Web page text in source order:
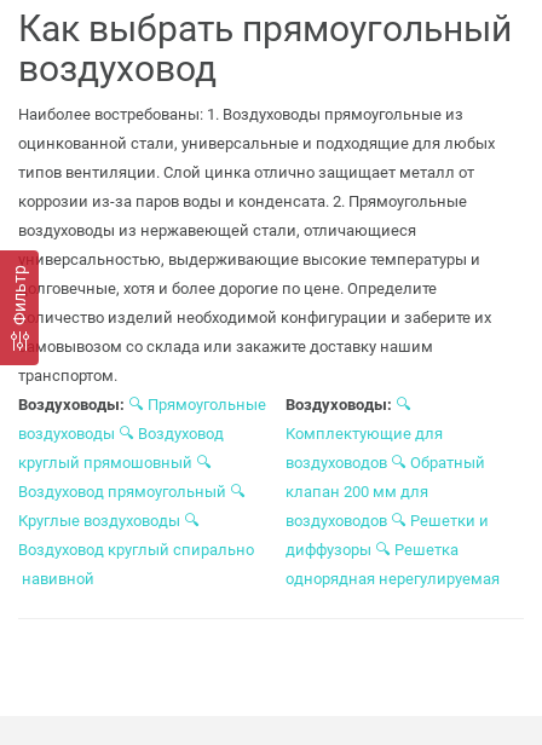
Фильтр
Как выбрать прямоугольный
воздуховод
Наиболее востребованы: 1. Воздуховоды прямоугольные из
оцинкованной стали, универсальные и подходящие для любых
типов вентиляции. Слой цинка отлично защищает металл от
коррозии из-за паров воды и конденсата. 2. Прямоугольные
воздуховоды из нержавеющей стали, отличающиеся
универсальностью, выдерживающие высокие температуры и
долговечные, хотя и более дорогие по цене. Определите
количество изделий необходимой конфигурации и заберите их
самовывозом со склада или закажите доставку нашим
транспортом.
Воздуховоды: 🔍 Прямоугольные
воздуховоды 🔍 Воздуховод
круглый прямошовный 🔍
Воздуховод прямоугольный 🔍
Круглые воздуховоды 🔍
Воздуховод круглый спирально
навивной
Воздуховоды: 🔍
Комплектующие для
воздуховодов 🔍 Обратный
клапан 200 мм для
воздуховодов 🔍 Решетки и
диффузоры 🔍 Решетка
однорядная нерегулируемая